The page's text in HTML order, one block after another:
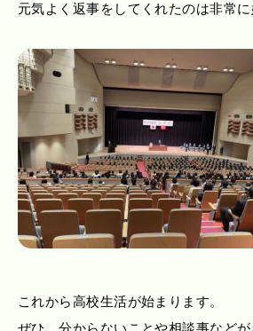
元気よく返事をしてくれたのは非常に
これから高校生活が始まります。
ぜひ、分からないことや相談事など